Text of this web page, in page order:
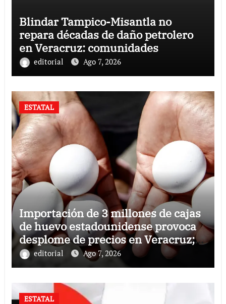
Blindar Tampico-Misantla no
repara décadas de daño petrolero
en Veracruz: comunidades
editorial Ago 7, 2026
ESTATAL
Importación de 3 millones de cajas
de huevo estadounidense provoca
desplome de precios en Veracruz;
llaman a consumir local
editorial Ago 7, 2026
ESTATAL